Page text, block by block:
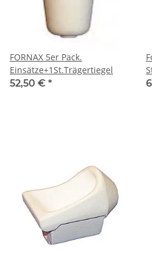
FORNAX 5er Pack.
Einsätze+1St.Trägertiegel
52,50 € *